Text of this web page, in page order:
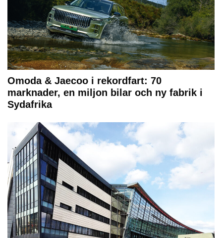
Omoda & Jaecoo i rekordfart: 70
marknader, en miljon bilar och ny fabrik i
Sydafrika